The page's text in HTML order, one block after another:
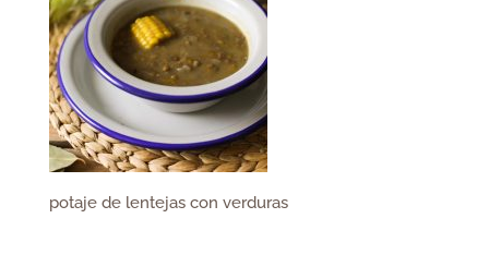
potaje de lentejas con verduras